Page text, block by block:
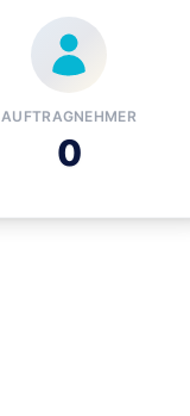
AUFTRAGNEHMER
0